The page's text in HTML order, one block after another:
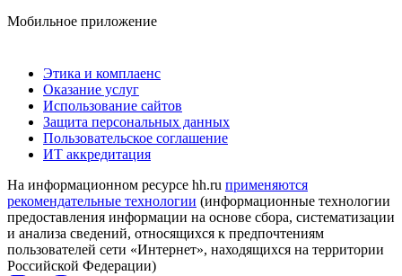
Мобильное приложение
Этика и комплаенс
Оказание услуг
Использование сайтов
Защита персональных данных
Пользовательское соглашение
ИТ аккредитация
На информационном ресурсе hh.ru применяются
рекомендательные технологии (информационные технологии
предоставления информации на основе сбора, систематизации
и анализа сведений, относящихся к предпочтениям
пользователей сети «Интернет», находящихся на территории
Российской Федерации)